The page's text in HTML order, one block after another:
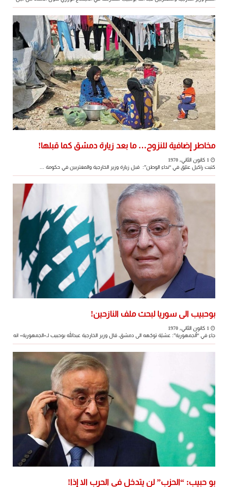
مخاطر إضافية للنزوح… ما بعد زيارة دمشق كما قبلها!
كتبت راكيل عتيّق في “نداء الوطن”: قبل زيارة وزير الخارجية والمغتربين في حكومة ...
بوحبيب الى سوريا لبحث ملف النازحين!
جاء في “ألجمهورية”: عشيّة توجّهه الى دمشق، قال وزير الخارجية عبدالله بوحبيب لـ«الجمهورية» انه
بو حبيب: “الحزب” لن يتدخل في الحرب الا إذا!